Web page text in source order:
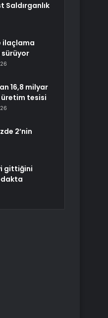
Saldırganlık
ilaçlama
sürüyor
16,8 milyar
üretim tesisi
2’nin
gittiğini